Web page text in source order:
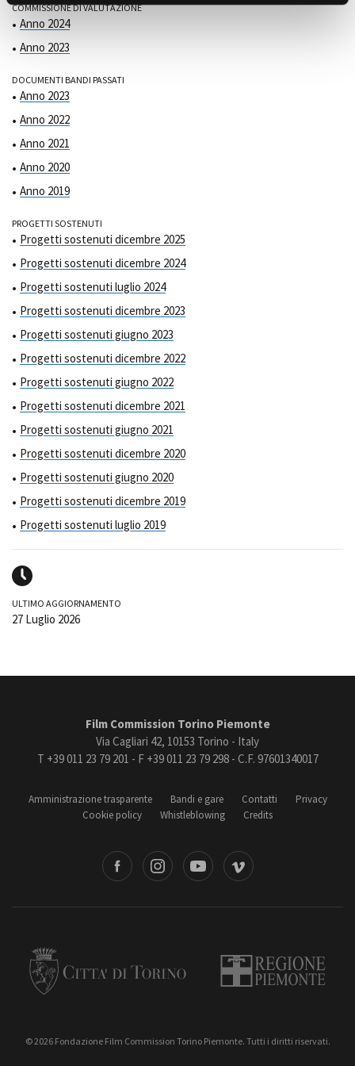
COMMISSIONE DI VALUTAZIONE
Anno 2024
Anno 2023
DOCUMENTI BANDI PASSATI
Anno 2023
Anno 2022
Anno 2021
Anno 2020
Anno 2019
PROGETTI SOSTENUTI
Progetti sostenuti dicembre 2025
Progetti sostenuti dicembre 2024
Progetti sostenuti luglio 2024
Progetti sostenuti dicembre 2023
Progetti sostenuti giugno 2023
Progetti sostenuti dicembre 2022
Progetti sostenuti giugno 2022
Progetti sostenuti dicembre 2021
Progetti sostenuti giugno 2021
Progetti sostenuti dicembre 2020
Progetti sostenuti giugno 2020
Progetti sostenuti dicembre 2019
Progetti sostenuti luglio 2019
ULTIMO AGGIORNAMENTO
27 Luglio 2026
Film Commission Torino Piemonte
Via Cagliari 42, 10153 Torino - Italy
T +39 011 23 79 201 - F +39 011 23 79 298 - C.F. 97601340017
Amministrazione trasparente Bandi e gare Contatti
Privacy
Cookie policy
Whistleblowing Credits
Vimeo
Regione Piemonte
© 2026 Fondazione Film Commission Torino Piemonte. Tutti i diritti riservati.